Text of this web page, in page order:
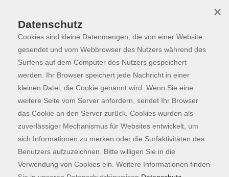
Skip to main content
Programm
Der Kurs konnte nicht gefunden werden.
Kontaktformular
Impressum
AGB
Datenschutz
Cookies sind kleine Datenmengen, die von einer Website
gesendet und vom Webbrowser des Nutzers während des
Surfens auf dem Computer des Nutzers gespeichert
werden. Ihr Browser speichert jede Nachricht in einer
kleinen Datei, die Cookie genannt wird. Wenn Sie eine
weitere Seite vom Server anfordern, sendet Ihr Browser
das Cookie an den Server zurück. Cookies wurden als
zuverlässiger Mechanismus für Websites entwickelt, um
sich Informationen zu merken oder die Surfaktivitäten des
Benutzers aufzuzeichnen. Bitte willigen Sie in die
Verwendung von Cookies ein. Weitere Informationen finden
×